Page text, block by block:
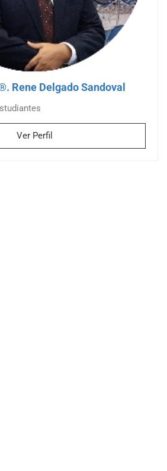
Rene Delgado Sandoval
Ver Perfil